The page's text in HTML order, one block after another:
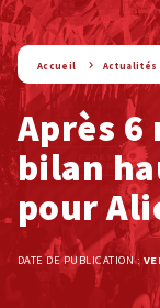
Accueil Actualités
Après
bilan
pour
DATE DE PUBLICATION :